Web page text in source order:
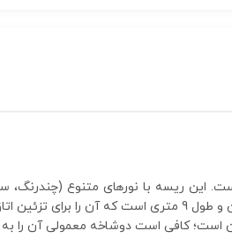
این ریسه با نورهای متنوع (چندرنگ،
ریسه دارای انعطاف‌پذیری بالا، شفافیت سیم، مصرف
کافی است دوشاخه معمولی آن را به